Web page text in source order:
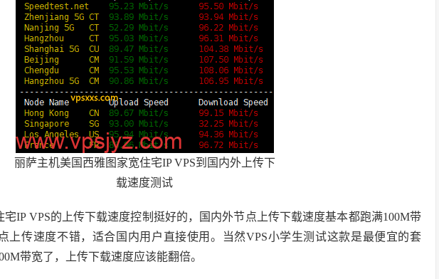
丽萨主机美国西雅图家宽住宅IP VPS到国内外上传下
载速度测试
IP VPS的上传下载速度控制挺好的，国内外节点上传下载速度基本都跑满100M带
上传速度不错，适合国内用户直接使用。当然VPS小学生测试这款是最便宜的套
带宽了，上传下载速度应该能翻倍。